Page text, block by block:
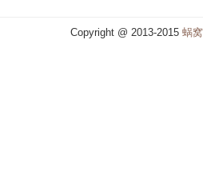
Copyright @ 2013-2015 蜗